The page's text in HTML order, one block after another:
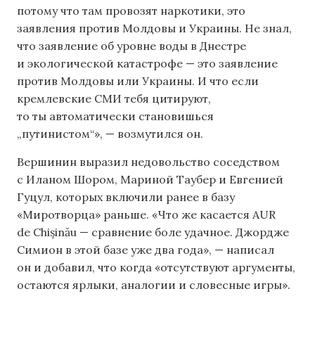
потому что там провозят наркотики, это
заявления против Молдовы и Украины. Не знал,
что заявление об уровне воды в Днестре
и экологической катастрофе — это заявление
против Молдовы или Украины. И что если
кремлевские СМИ тебя цитируют,
то ты автоматически становишься
„путинистом“», — возмутился он.
Вершинин выразил недовольство соседством
с Иланом Шором, Мариной Таубер и Евгенией
Гуцул, которых включили ранее в базу
«Миротворца» раньше. «Что же касается AUR
de Chișinău — сравнение боле удачное. Джордже
Симион в этой базе уже два года», — написал
он и добавил, что когда «отсутствуют аргументы,
остаются ярлыки, аналогии и словесные игры».